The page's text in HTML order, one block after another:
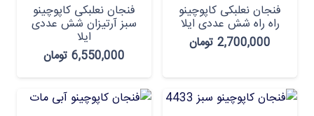
فنجان نعلبکی کاپوچینو
راه راه شش عددی ایلا
2,700,000 تومان
فنجان نعلبکی کاپوچینو
سبز آرتیزان شش عددی
ایلا
6,550,000 تومان